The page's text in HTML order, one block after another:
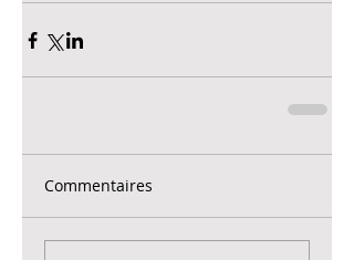
Commentaires